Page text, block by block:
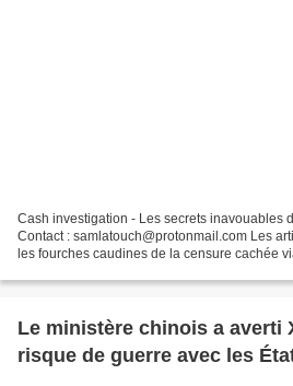
Cash investigation - Les secrets inavouables
Contact : samlatouch@protonmail.com Les
les fourches caudines de la censure cachée
Le ministère chinois a averti
risque de guerre avec les